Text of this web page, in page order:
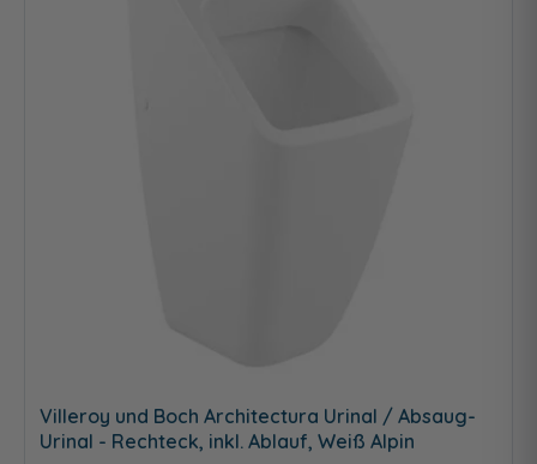
Villeroy und Boch Architectura Urinal / Absaug-
Urinal - Rechteck, inkl. Ablauf, Weiß Alpin